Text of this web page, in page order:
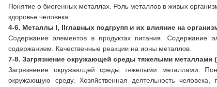
Понятие о биогенных металлах. Роль металлов в живых
здоровье человека.
4-6. Металлы I, IIглавных подгрупп и их влияние на
Содержание элементов в продуктах питания. Содержание
содержанием. Качественные реакции на ионы металлов.
7-8. Загрязнение окружающей среды тяжелыми металлами
Загрязнение окружающей среды тяжелыми металлами.
окружающую среду. Хозяйственная деятельность